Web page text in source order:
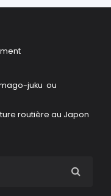
juku ou
routière au Japon